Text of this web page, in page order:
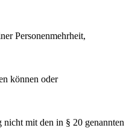
Personenmehrheit,
können oder
mit den in § 20 genannten